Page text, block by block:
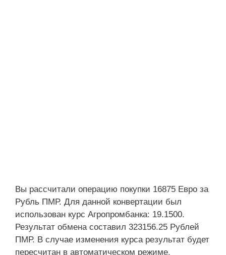
Вы рассчитали операцию покупки 16875 Евро за
Рубль ПМР. Для данной конвертации был
использован курс Агропромбанка: 19.1500.
Результат обмена составил 323156.25 Рублей
ПМР. В случае изменения курса результат будет
пересчитан в автоматическом режиме.